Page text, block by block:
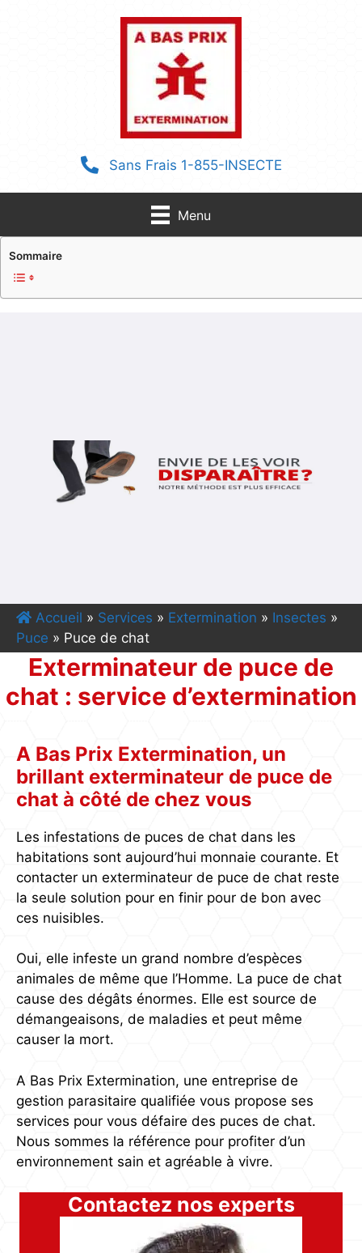
Sans Frais 1-855-INSECTE
Menu
Sommaire
Accueil » Services » Extermination » Insectes »
Puce » Puce de chat
Exterminateur de puce de
chat : service d’extermination
A Bas Prix Extermination, un
brillant exterminateur de puce de
chat à côté de chez vous
Les infestations de puces de chat dans les
habitations sont aujourd’hui monnaie courante. Et
contacter un exterminateur de puce de chat reste
la seule solution pour en finir pour de bon avec
ces nuisibles.
Oui, elle infeste un grand nombre d’espèces
animales de même que l’Homme. La puce de chat
cause des dégâts énormes. Elle est source de
démangeaisons, de maladies et peut même
causer la mort.
A Bas Prix Extermination, une entreprise de
gestion parasitaire qualifiée vous propose ses
services pour vous défaire des puces de chat.
Nous sommes la référence pour profiter d’un
environnement sain et agréable à vivre.
Contactez nos experts